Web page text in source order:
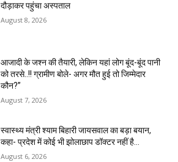
दौड़ाकर पहुंचा अस्पताल
August 8, 2026
आजादी के जश्न की तैयारी, लेकिन यहां लोग बूंद-बूंद पानी
को तरसे..!! ग्रामीण बोले- अगर मौत हुई तो जिम्मेदार
कौन?”
August 7, 2026
स्वास्थ्य मंत्री श्याम बिहारी जायसवाल का बड़ा बयान,
कहा- प्रदेश में कोई भी झोलाछाप डॉक्टर नहीं है…
August 6, 2026